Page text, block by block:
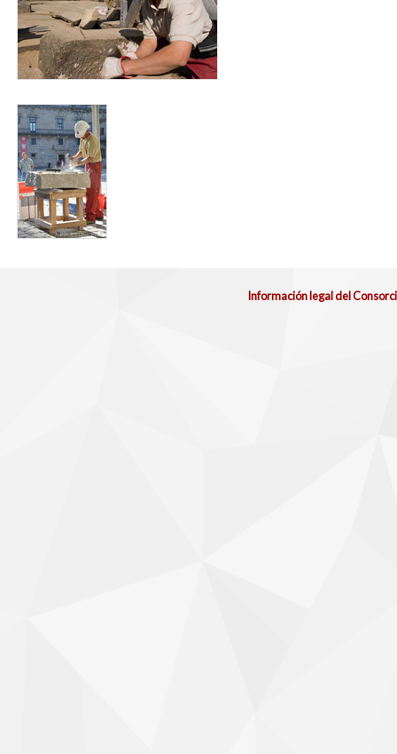
foro_canteiros_obradoiro_2012_para_web.jpg
Información legal del